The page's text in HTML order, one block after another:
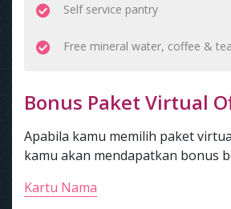
Self service pantry
Free mineral water, coffee & tea
Bonus Paket Virtual
Apabila kamu memilih paket
kamu akan mendapatkan bonus
Kartu Nama